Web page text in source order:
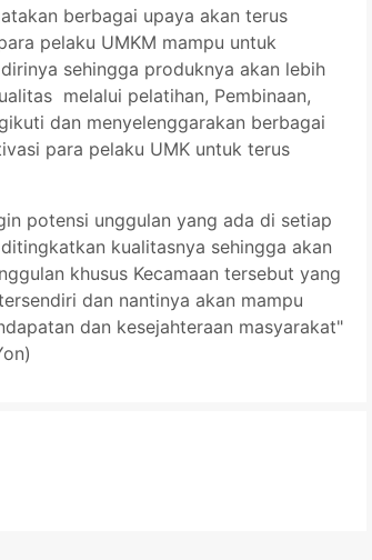
berbagai upaya akan terus
pelaku UMKM mampu untuk
sehingga produknya akan lebih
melalui pelatihan, Pembinaan,
dan menyelenggarakan berbagai
para pelaku UMK untuk terus
potensi unggulan yang ada di setiap
kualitasnya sehingga akan
khusus Kecamaan tersebut yang
dan nantinya akan mampu
dan kesejahteraan masyarakat"